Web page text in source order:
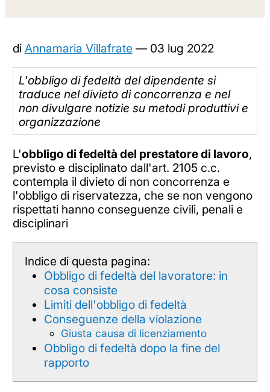
di Annamaria Villafrate — 03 lug 2022
L'obbligo di fedeltà del dipendente si
traduce nel divieto di concorrenza e nel
non divulgare notizie su metodi produttivi e
organizzazione
L'obbligo di fedeltà del prestatore di lavoro,
previsto e disciplinato dall'art. 2105 c.c.
contempla il divieto di non concorrenza e
l'obbligo di riservatezza, che se non vengono
rispettati hanno conseguenze civili, penali e
disciplinari
Indice di questa pagina:
Obbligo di fedeltà del lavoratore: in
cosa consiste
Limiti dell'obbligo di fedeltà
Conseguenze della violazione
Giusta causa di licenziamento
Obbligo di fedeltà dopo la fine del
rapporto